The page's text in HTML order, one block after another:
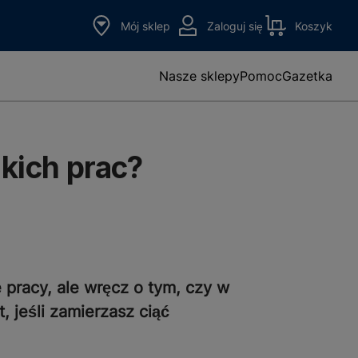
Mój sklep Zaloguj się Koszyk
Nasze sklepyPomocGazetka
prac?
ale wręcz o tym, czy w
jeśli zamierzasz ciąć